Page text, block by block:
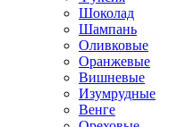
Шоколад
Шампань
Оливковые
Оранжевые
Вишневые
Изумрудные
Венге